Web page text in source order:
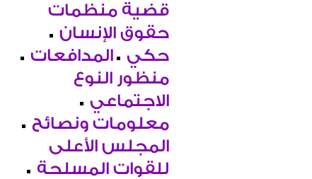
قضية منظمات
حقوق الإنسان
حكي
المدافعات
منظور النوع
الاجتماعي
معلومات ونصائح
المجلس الأعلى
للقوات المسلحة